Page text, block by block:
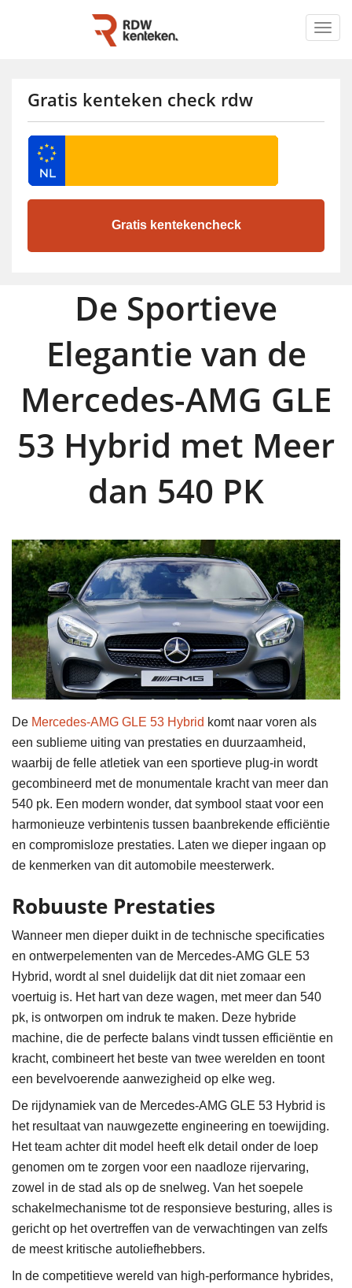
Gratis kenteken check rdw
De Sportieve
Elegantie van de
Mercedes-AMG GLE
53 Hybrid met Meer
dan 540 PK
De Mercedes-AMG GLE 53 Hybrid komt naar voren als
een sublieme uiting van prestaties en duurzaamheid,
waarbij de felle atletiek van een sportieve plug-in wordt
gecombineerd met de monumentale kracht van meer dan
540 pk. Een modern wonder, dat symbool staat voor een
harmonieuze verbintenis tussen baanbrekende efficiëntie
en compromisloze prestaties. Laten we dieper ingaan op
de kenmerken van dit automobile meesterwerk.
Robuuste Prestaties
Wanneer men dieper duikt in de technische specificaties
en ontwerpelementen van de Mercedes-AMG GLE 53
Hybrid, wordt al snel duidelijk dat dit niet zomaar een
voertuig is. Het hart van deze wagen, met meer dan 540
pk, is ontworpen om indruk te maken. Deze hybride
machine, die de perfecte balans vindt tussen efficiëntie en
kracht, combineert het beste van twee werelden en toont
een bevelvoerende aanwezigheid op elke weg.
De rijdynamiek van de Mercedes-AMG GLE 53 Hybrid is
het resultaat van nauwgezette engineering en toewijding.
Het team achter dit model heeft elk detail onder de loep
genomen om te zorgen voor een naadloze rijervaring,
zowel in de stad als op de snelweg. Van het soepele
schakelmechanisme tot de responsieve besturing, alles is
gericht op het overtreffen van de verwachtingen van zelfs
de meest kritische autoliefhebbers.
In de competitieve wereld van high-performance hybrides,